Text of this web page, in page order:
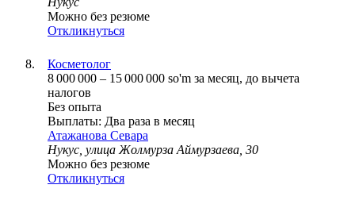
Можно без резюме
Откликнуться
Косметолог
8 000 000 – 15 000 000 so'm за месяц, до вычета
налогов
Без опыта
Выплаты: Два раза в месяц
Атажанова Севара
Нукус, улица Жолмурза Аймурзаева, 30
Можно без резюме
Откликнуться